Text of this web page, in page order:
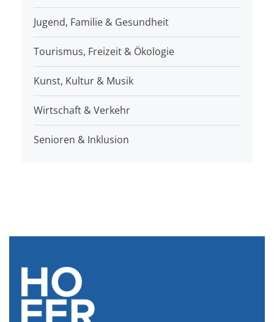
Jugend, Familie & Gesundheit
Tourismus, Freizeit & Ökologie
Kunst, Kultur & Musik
Wirtschaft & Verkehr
Senioren & Inklusion